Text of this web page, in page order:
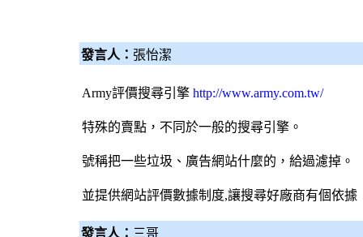
發言人： 張怡潔
Army評價搜尋引擎 http://www.army.com.tw/
特殊的賣點，不同於一般的搜尋引擎 。
號稱把一些垃圾、廣告網站什麼的，給過濾掉。
並提供網站評價數據制度,讓搜尋好廠商有個依據
發言人： 三哥